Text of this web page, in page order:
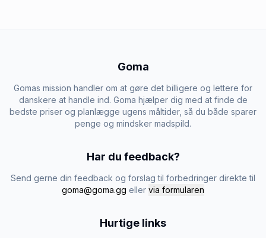
Goma
Gomas mission handler om at gøre det billigere og lettere for
danskere at handle ind. Goma hjælper dig med at finde de
bedste priser og planlægge ugens måltider, så du både sparer
penge og mindsker madspild.
Har du feedback?
Send gerne din feedback og forslag til forbedringer direkte til
goma@goma.gg eller via formularen
Hurtige links